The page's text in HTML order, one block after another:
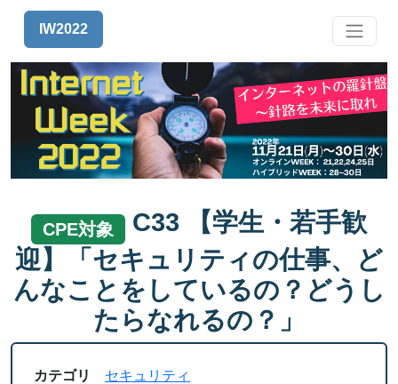
IW2022
CPE対象
C33 【学生・若手歓
迎】「セキュリティの仕事、ど
んなことをしているの？どうし
たらなれるの？」
カテゴリ セキュリティ